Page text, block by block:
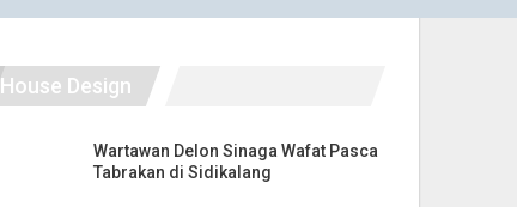
House Design
Wartawan Delon Sinaga Wafat Pasca
Tabrakan di Sidikalang